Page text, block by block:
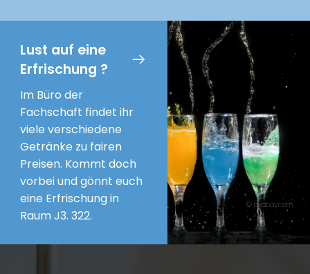
Lust auf eine
Erfrischung ?
Im Büro der
Fachschaft findet ihr
viele verschiedene
Getränke zu fairen
Preisen. Kommt doch
vorbei und gönnt euch
eine Erfrischung in
Raum J3. 322.
© pixabay.com